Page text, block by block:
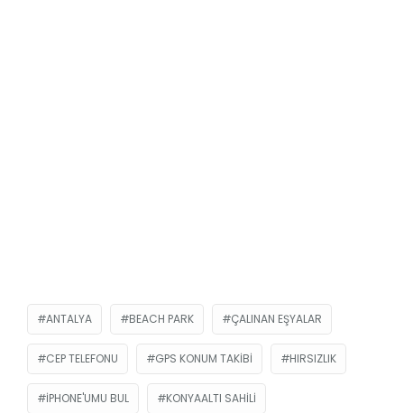
ANTALYA BEACH PARK ÇALINAN EŞYALAR
CEP TELEFONU GPS KONUM TAKIBI HIRSIZLIK
IPHONE'UMU BUL KONYAALTI SAHILI